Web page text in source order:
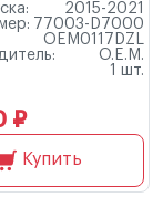
2015-2021
77003-D7000
OEM0117DZL
O.E.M.
1 шт.
₽
Купить